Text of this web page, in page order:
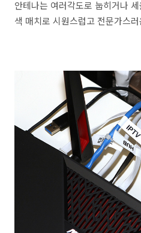
안테나는 여러각도로 눕히거나
색 매치로 시원스럽고 전문가스